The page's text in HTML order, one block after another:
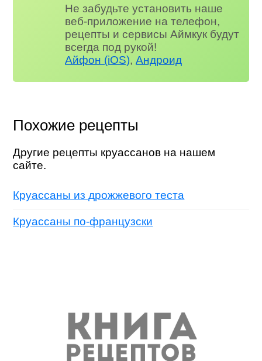
Не забудьте установить наше
веб-приложение на телефон,
рецепты и сервисы Аймкук будут
всегда под рукой!
Айфон (iOS),Андроид
Похожие рецепты
Другие рецепты круассанов на нашем
сайте.
Круассаны из дрожжевого теста
Круассаны по-французски